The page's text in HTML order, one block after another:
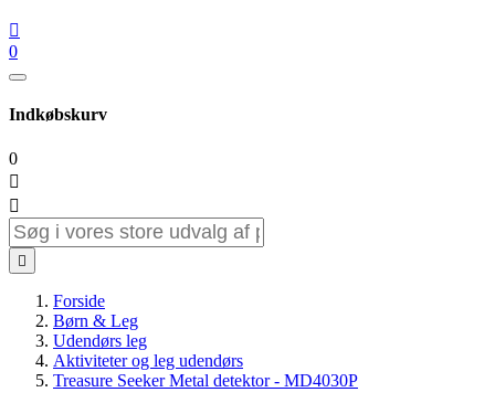

0
Indkøbskurv
0



Forside
Børn & Leg
Udendørs leg
Aktiviteter og leg udendørs
Treasure Seeker Metal detektor - MD4030P